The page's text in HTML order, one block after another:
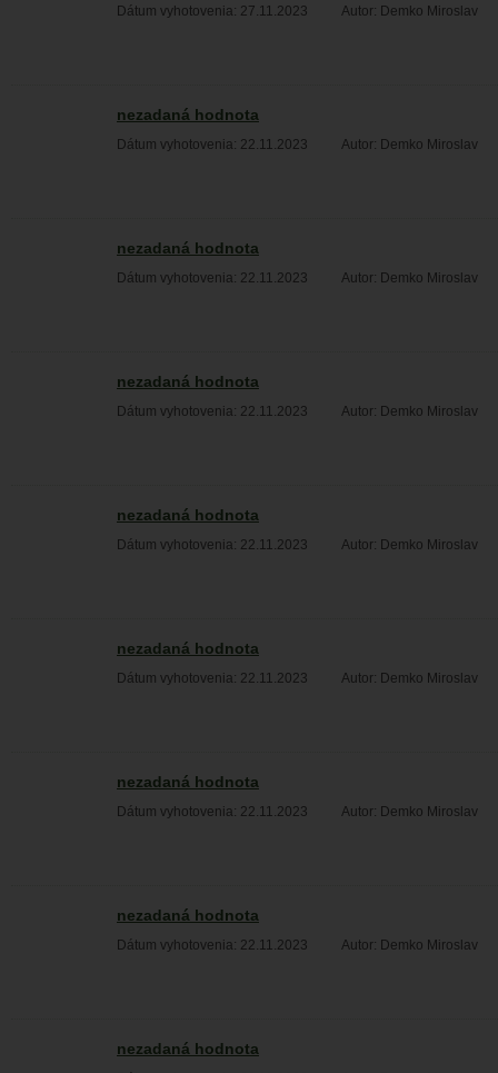
Dátum vyhotovenia: 27.11.2023 Autor: Demko Miroslav
nezadaná hodnota
Dátum vyhotovenia: 22.11.2023 Autor: Demko Miroslav
nezadaná hodnota
Dátum vyhotovenia: 22.11.2023 Autor: Demko Miroslav
nezadaná hodnota
Dátum vyhotovenia: 22.11.2023 Autor: Demko Miroslav
nezadaná hodnota
Dátum vyhotovenia: 22.11.2023 Autor: Demko Miroslav
nezadaná hodnota
Dátum vyhotovenia: 22.11.2023 Autor: Demko Miroslav
nezadaná hodnota
Dátum vyhotovenia: 22.11.2023 Autor: Demko Miroslav
nezadaná hodnota
Dátum vyhotovenia: 22.11.2023 Autor: Demko Miroslav
nezadaná hodnota